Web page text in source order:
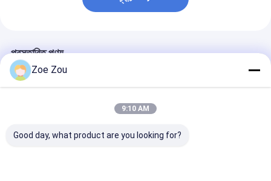
পরিবেশগত পরীক্ষা চেম্বার
মেডিকেল ডিভাইস টেস্টিং সরঞ্জাম
প্রস্তাবিত পণ্য
Zoe Zou
9:10 AM
Good day, what product are you looking for?